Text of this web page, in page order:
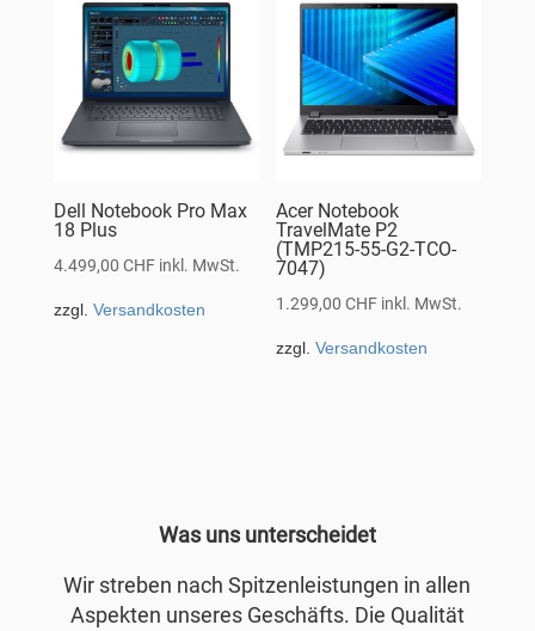
Dell Notebook Pro Max
18 Plus
4.499,00 CHF inkl. MwSt.
zzgl. Versandkosten
Acer Notebook
TravelMate P2
(TMP215-55-G2-TCO-
7047)
1.299,00CHF inkl. MwSt.
zzgl.Versandkosten
Was uns unterscheidet
Wir streben nach Spitzenleistungen in allen
Aspekten unseres Geschäfts. Die Qualität